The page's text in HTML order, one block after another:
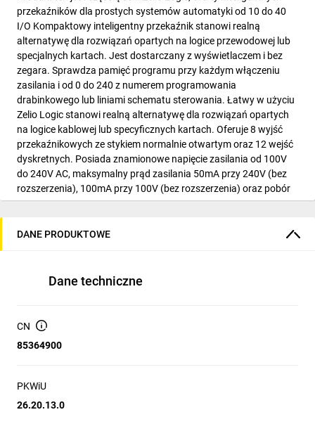
przekaźników dla prostych systemów automatyki od 10 do 40
I/O Kompaktowy inteligentny przekaźnik stanowi realną
alternatywę dla rozwiązań opartych na logice przewodowej lub
specjalnych kartach. Jest dostarczany z wyświetlaczem i bez
zegara. Sprawdza pamięć programu przy każdym włączeniu
zasilania i od 0 do 240 z numerem programowania
drabinkowego lub liniami schematu sterowania. Łatwy w użyciu
Zelio Logic stanowi realną alternatywę dla rozwiązań opartych
na logice kablowej lub specyficznych kartach. Oferuje 8 wyjść
przekaźnikowych ze stykiem normalnie otwartym oraz 12 wejść
dyskretnych. Posiada znamionowe napięcie zasilania od 100V
do 240V AC, maksymalny prąd zasilania 50mA przy 240V (bez
rozszerzenia), 100mA przy 100V (bez rozszerzenia) oraz pobór
mocy 11VA bez rozszerzenia. Jest produktem o stopniu ochrony
EN/IEC 60068-2-6 Fc, EN/IEC 61000-4-5, EN/IEC 60068-2-27 Ea,
Prosty w wyborze, instalacji i programowaniu, Zelio Logic jest
rozbudowy oraz 2 języki programowania (FBD lub LADDER).
rozwiązań opartych na logice kablowej lub specyficznych
DANE PRODUKTOWE
Dane techniczne
CN
85364900
PKWiU
26.20.13.0